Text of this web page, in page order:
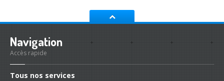
Navigation
Accès rapide
Tous nos services